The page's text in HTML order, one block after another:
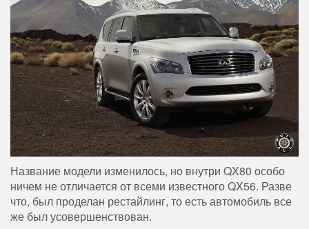
Название модели изменилось, но внутри QX80 особо
ничем не отличается от всеми известного QX56. Разве
что, был проделан рестайлинг, то есть автомобиль все
же был усовершенствован.